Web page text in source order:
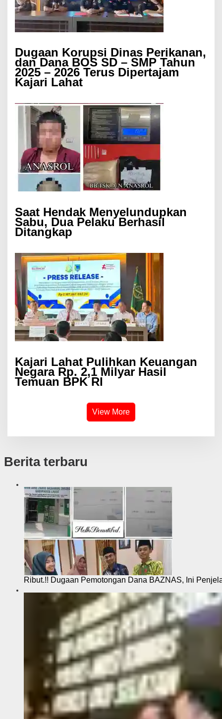
Dugaan Korupsi Dinas Perikanan,
dan Dana BOS SD – SMP Tahun
2025 – 2026 Terus Dipertajam
Kajari Lahat
Saat Hendak Menyelundupkan
Sabu, Dua Pelaku Berhasil
Ditangkap
Kajari Lahat Pulihkan Keuangan
Negara Rp. 2,1 Milyar Hasil
Temuan BPK RI
View More
Berita terbaru
Ribut.!! Dugaan Pemotongan Dana BAZNAS, Ini